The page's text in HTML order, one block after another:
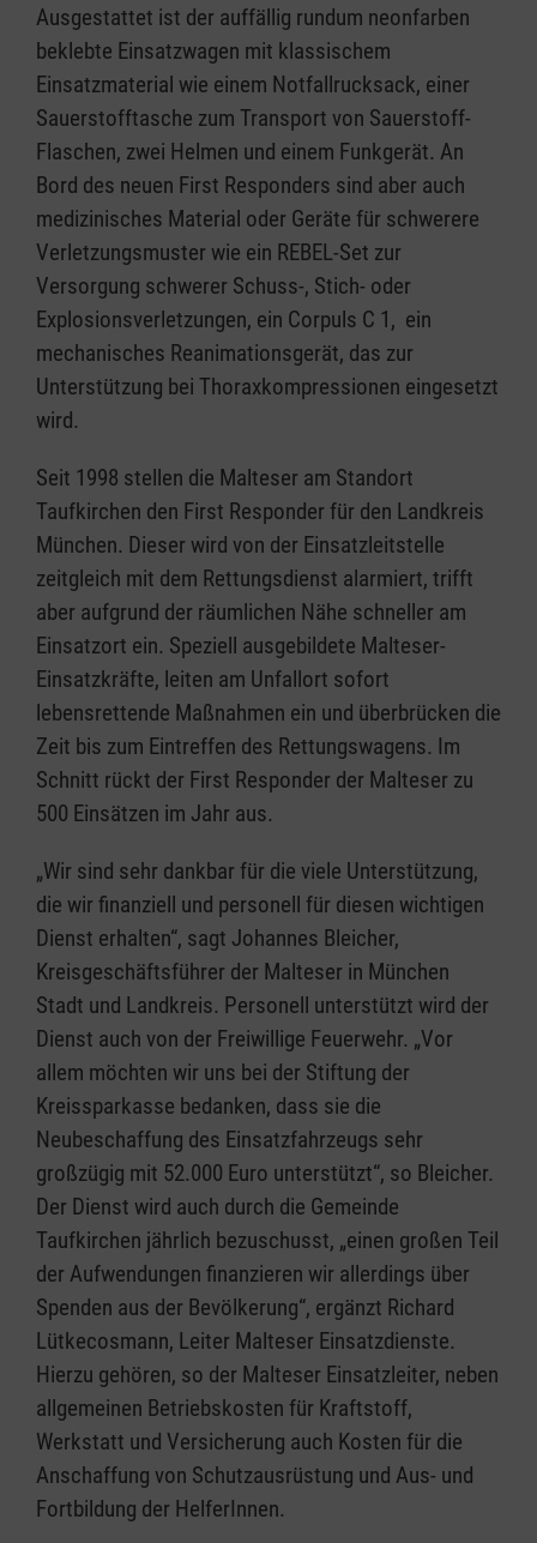
Ausgestattet ist der auffällig rundum neonfarben
beklebte Einsatzwagen mit klassischem
Einsatzmaterial wie einem Notfallrucksack, einer
Sauerstofftasche zum Transport von Sauerstoff-
Flaschen, zwei Helmen und einem Funkgerät. An
Bord des neuen First Responders sind aber auch
medizinisches Material oder Geräte für schwerere
Verletzungsmuster wie ein REBEL-Set zur
Versorgung schwerer Schuss-, Stich- oder
Explosionsverletzungen, ein Corpuls C 1, ein
mechanisches Reanimationsgerät, das zur
Unterstützung bei Thoraxkompressionen eingesetzt
wird.
Seit 1998 stellen die Malteser am Standort
Taufkirchen den First Responder für den Landkreis
München. Dieser wird von der Einsatzleitstelle
zeitgleich mit dem Rettungsdienst alarmiert, trifft
aber aufgrund der räumlichen Nähe schneller am
Einsatzort ein. Speziell ausgebildete Malteser-
Einsatzkräfte, leiten am Unfallort sofort
lebensrettende Maßnahmen ein und überbrücken die
Zeit bis zum Eintreffen des Rettungswagens. Im
Schnitt rückt der First Responder der Malteser zu
500 Einsätzen im Jahr aus.
„Wir sind sehr dankbar für die viele Unterstützung,
die wir finanziell und personell für diesen wichtigen
Dienst erhalten“, sagt Johannes Bleicher,
Kreisgeschäftsführer der Malteser in München
Stadt und Landkreis. Personell unterstützt wird der
Dienst auch von der Freiwillige Feuerwehr. „Vor
allem möchten wir uns bei der Stiftung der
Kreissparkasse bedanken, dass sie die
Neubeschaffung des Einsatzfahrzeugs sehr
großzügig mit 52.000 Euro unterstützt“, so Bleicher.
Der Dienst wird auch durch die Gemeinde
Taufkirchen jährlich bezuschusst, „einen großen Teil
der Aufwendungen finanzieren wir allerdings über
Spenden aus der Bevölkerung“, ergänzt Richard
Lütkecosmann, Leiter Malteser Einsatzdienste.
Hierzu gehören, so der Malteser Einsatzleiter, neben
allgemeinen Betriebskosten für Kraftstoff,
Werkstatt und Versicherung auch Kosten für die
Anschaffung von Schutzausrüstung und Aus- und
Fortbildung der HelferInnen.